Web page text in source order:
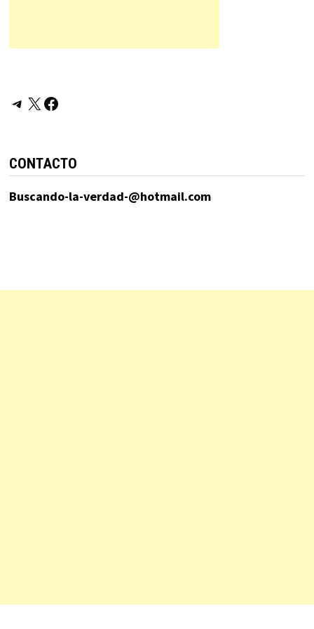
Telegram
X Facebook
CONTACTO
Buscando-la-verdad-@hotmail.com